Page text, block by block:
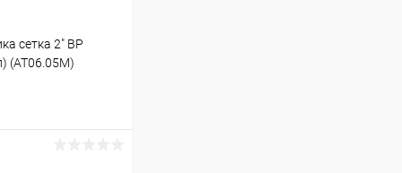
сетка 2" ВР
(AT06.05M)